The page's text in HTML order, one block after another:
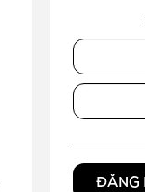
ĐĂNG